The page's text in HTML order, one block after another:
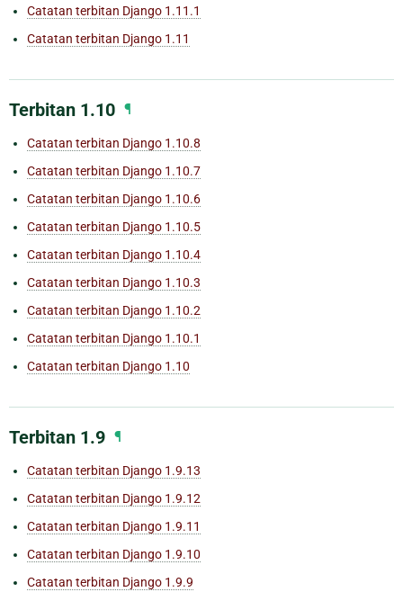
Catatan terbitan Django 1.11.1
Catatan terbitan Django 1.11
Terbitan 1.10 ¶
Catatan terbitan Django 1.10.8
Catatan terbitan Django 1.10.7
Catatan terbitan Django 1.10.6
Catatan terbitan Django 1.10.5
Catatan terbitan Django 1.10.4
Catatan terbitan Django 1.10.3
Catatan terbitan Django 1.10.2
Catatan terbitan Django 1.10.1
Catatan terbitan Django 1.10
Terbitan 1.9 ¶
Catatan terbitan Django 1.9.13
Catatan terbitan Django 1.9.12
Catatan terbitan Django 1.9.11
Catatan terbitan Django 1.9.10
Catatan terbitan Django 1.9.9